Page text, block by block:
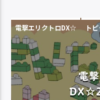
電撃エリクトロDX☆ ト
電